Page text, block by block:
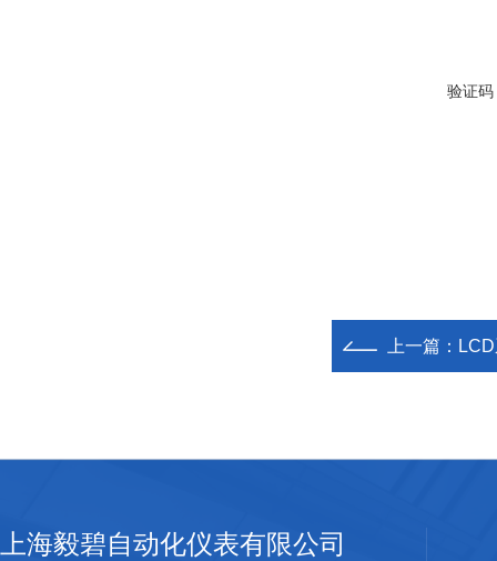
验证码
上一篇：
上海毅碧自动化仪表有限公司